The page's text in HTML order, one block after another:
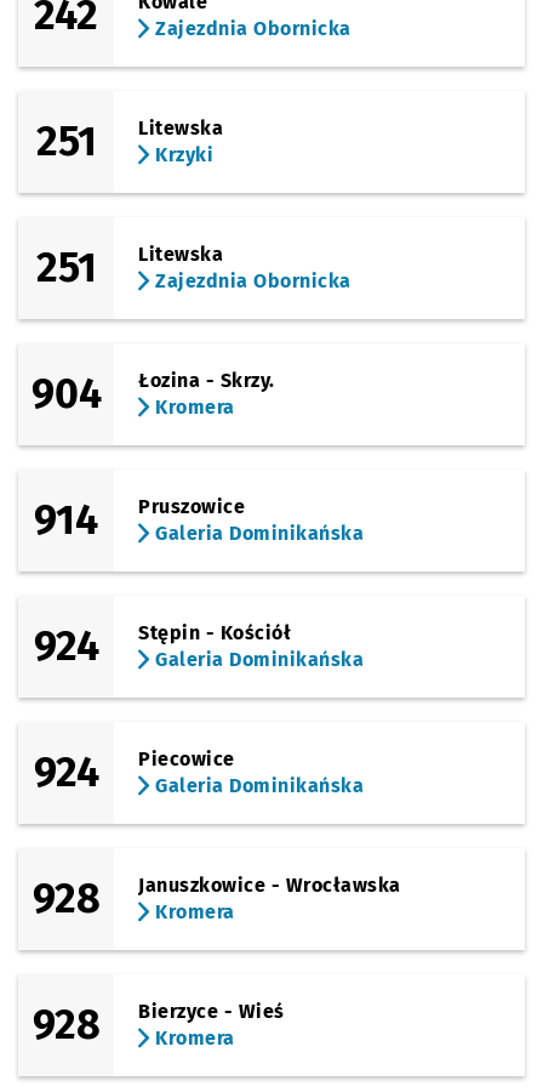
242
Zajezdnia Obornicka
251
Litewska
Krzyki
251
Litewska
Zajezdnia Obornicka
904
Łozina - Skrzy.
Kromera
914
Pruszowice
Galeria Dominikańska
924
Stępin - Kościół
Galeria Dominikańska
924
Piecowice
Galeria Dominikańska
928
Januszkowice - Wrocławska
Kromera
928
Bierzyce - Wieś
Kromera